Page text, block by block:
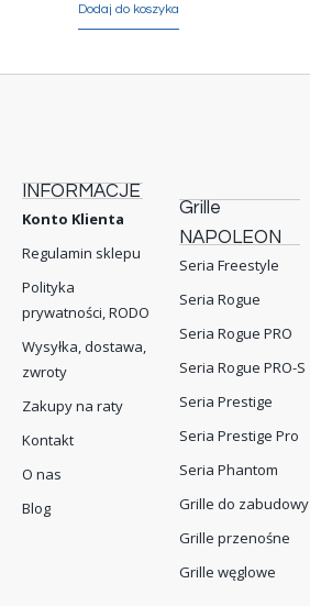
Dodaj do koszyka
INFORMACJE
Konto Klienta
Regulamin sklepu
Polityka
prywatności, RODO
Wysyłka, dostawa,
zwroty
Zakupy na raty
Kontakt
O nas
Blog
Grille
NAPOLEON
Seria Freestyle
Seria Rogue
Seria Rogue PRO
Seria Rogue PRO-S
Seria Prestige
Seria Prestige Pro
Seria Phantom
Grille do zabudowy
Grille przenośne
Grille węglowe